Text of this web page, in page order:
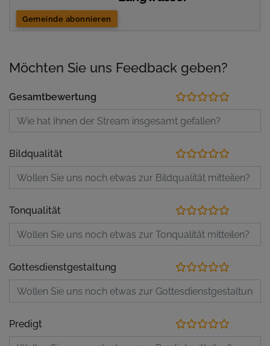
Gemeinde abonnieren
Möchten Sie uns Feedback geben?
Gesamtbewertung
Bildqualität
Tonqualität
Gottesdienstgestaltung
Predigt